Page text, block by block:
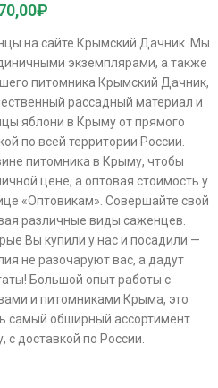
₽
на сайте Крымский Дачник. Мы
экземплярами, а также
питомника Крымский Дачник,
рассадный материал и
яблони в Крыму от прямого
по всей территории России.
питомника в Крыму, чтобы
цене, а оптовая стоимость у
«Оптовикам». Совершайте свой
различные виды саженцев.
Вы купили у нас и посадили —
не разочаруют вас, а дадут
Большой опыт работы с
и питомниками Крыма, это
самый обширный ассортимент
доставкой по России.